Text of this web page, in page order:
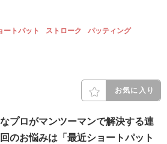
ートパット ストローク
パッティング
お気に入り
プロがマンツーマンで解決する連
のお悩みは「最近ショートパット